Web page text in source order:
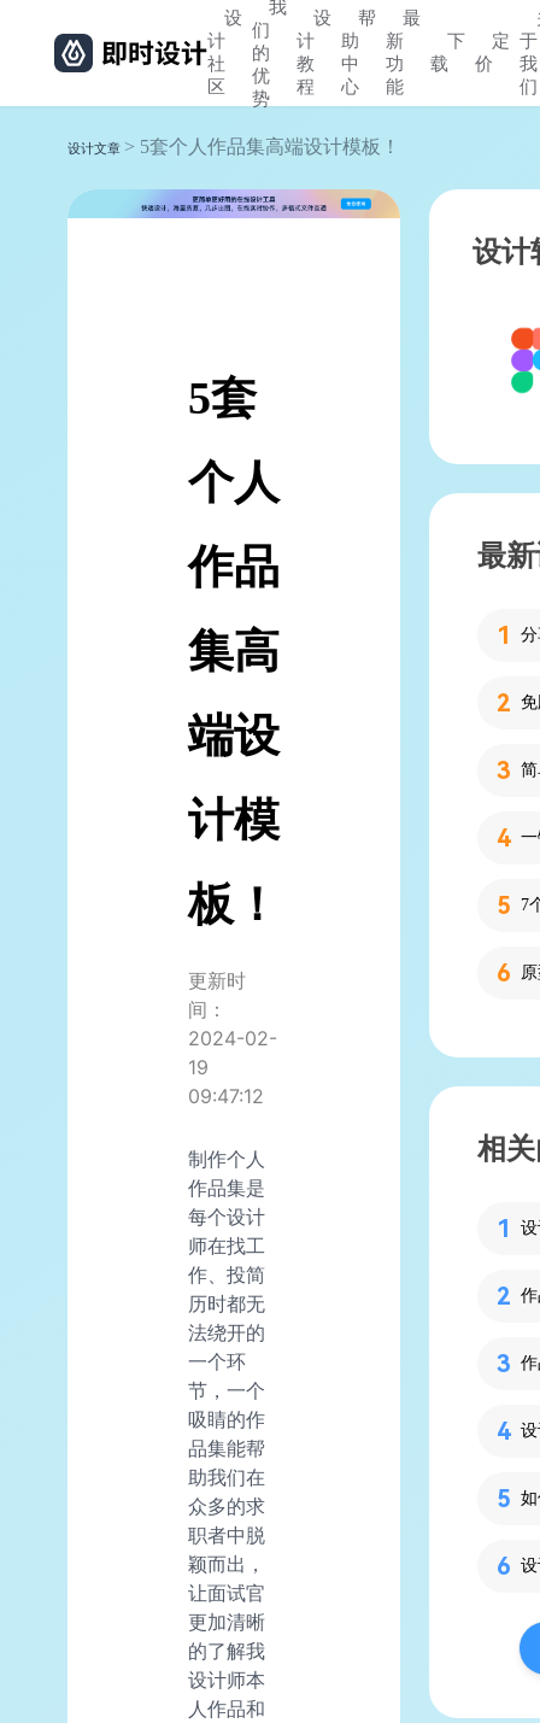
设
计
社
区
我
们
的
优
势
设
计
教
程
帮
助
中
心
最
新
功
能
下
载
定
价
于
我
们
设计文章 > 5套个人作品集高端设计模板！
5套
个人
作品
集高
端设
计模
板！
更新时
间：
2024-02-
19
09:47:12
制作个人
作品集是
每个设计
师在找工
作、投简
历时都无
法绕开的
一个环
节，一个
吸睛的作
品集能帮
助我们在
众多的求
职者中脱
颖而出，
让面试官
更加清晰
的了解我
设计师本
人作品和
设计
最
7
相